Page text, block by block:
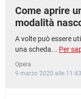
Come aprire
modalità
A volte può essere
una scheda... Per
Opera
9 marzo 2020 alle 11:43